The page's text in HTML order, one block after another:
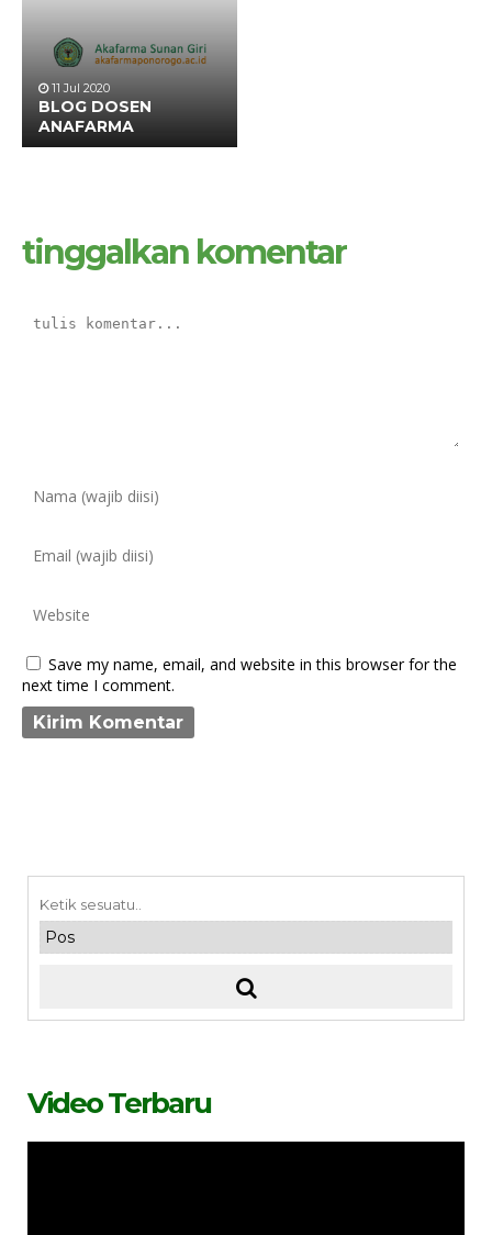
11 Jul 2020
BLOG DOSEN
ANAFARMA
tinggalkan komentar
Save my name, email, and website in this browser for the
next time I comment.
Video Terbaru